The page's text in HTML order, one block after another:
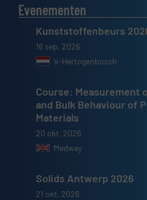
Evenementen
Kunststoffenbeurs
16 sep, 2026
’s-Hertogenbosch
Course: Measurement
and Bulk Behaviour of
Materials
20 okt, 2026
Medway
Solids Antwerp 2026
21 okt, 2026